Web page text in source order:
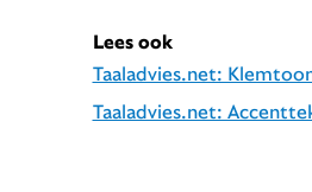
Lees ook
Taaladvies.net:
Taaladvies.net: